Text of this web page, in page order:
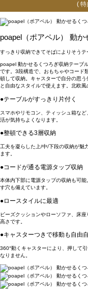
( 特
poapel（ポアペル） 動
すっきり収納できてそばによりそうテ
poapel 動かせるくつろぎ収納テーブ
です。3段構造で、おもちゃやコード
頓して収納。キャスターで自分の思
と自由なスタイルで使えます。北欧
●テーブルがすっきり片付く
スマホやリモコン、ティッシュ箱な
活が気持ちよくなります。
●整頓できる3層収納
工夫を凝らした上/中/下段の収納が魅
ます。
●コードが通る電源タップ収納
本体内下部に電源タップの収納も可
す穴も備えています。
●ロースタイルに最適
ビーズクッションやローソファ、床
高さです。
●キャスターつきで移動も自由
360°動くキャスターにより、押して
なりません。